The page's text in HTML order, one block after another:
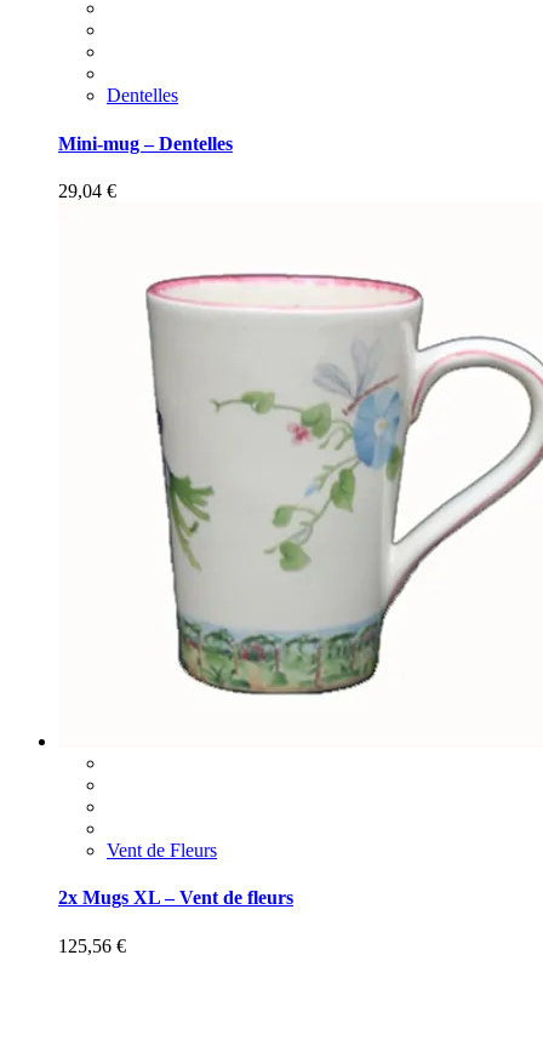
Dentelles
Mini-mug – Dentelles
29,04 €
Vent de Fleurs
2x Mugs XL – Vent de fleurs
125,56 €